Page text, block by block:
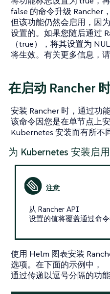
false 的命令升级 Rancher
但该功能仍然会启用，因
设置的。如果您随后通过
（true），将其设置为
将生效。有关更多信息，
在启动 Rancher
安装 Rancher 时，通过功
该命令因您是在单节点上
Kubernetes 安装而有所不
为 Kubernetes 安装启
从 Rancher API
设置的值将覆盖通过命令
使用 Helm 图表安装
选项。在下面的示例中，
通过传递以逗号分隔的功